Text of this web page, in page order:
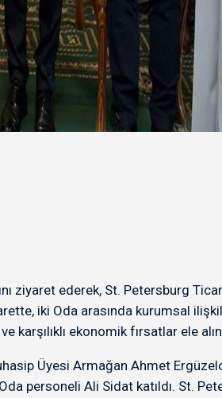
ziyaret ederek, St. Petersburg
iki Oda arasında kurumsal
karşılıklı ekonomik fırsatlar ele
Üyesi Armağan Ahmet
personeli Ali Sidat katıldı. St.